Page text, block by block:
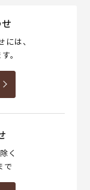
は、
。
く
で